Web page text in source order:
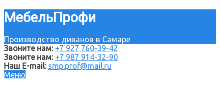
МебельПрофи
Производство диванов в Самаре
Звоните нам: +7 927 760-39-42
Звоните нам: +7 987 914-32-90
Наш E-mail: smp.prof@mail.ru
Меню